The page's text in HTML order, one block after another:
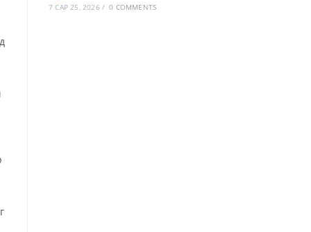
7 САР 25, 2026 / 0 COMMENTS